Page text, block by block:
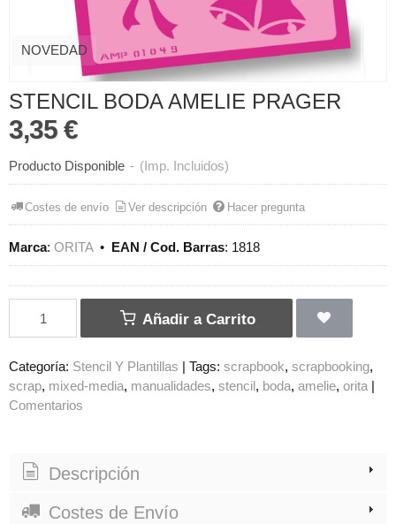
NOVEDAD
STENCIL BODA AMELIE PRAGER
3,35 €
Producto Disponible - (Imp. Incluidos)
Costes de envío Ver descripción Hacer pregunta
Marca: ORITA• EAN / Cod. Barras: 1818
Añadir a Carrito
Categoría: Stencil Y Plantillas Tags: scrapbook scrapbooking
scrap mixed-media manualidades stencil boda amelie orita
Comentarios
Descripción
Costes de Envío